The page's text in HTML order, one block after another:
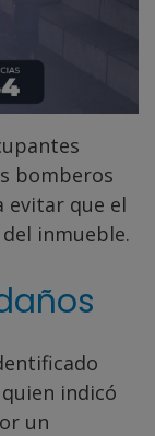
bomberos
evitar que el
inmueble.
indicó
un